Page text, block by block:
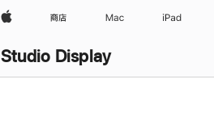
Apple 商店 Mac iPad
Studio Display